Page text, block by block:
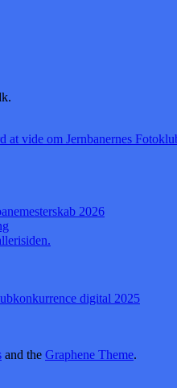
at vide om Jernbanernes
2026
digital 2025
and the Graphene Theme.